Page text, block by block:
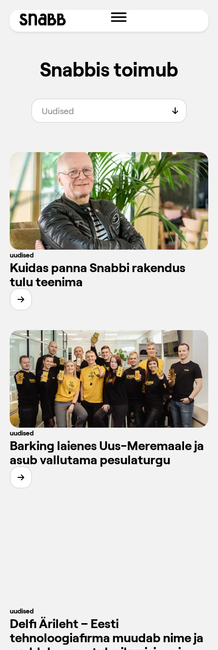
Snabbis toimub
Uudised
uudised
Kuidas panna Snabbi rakendus
tulu teenima
uudised
Barking laienes Uus-Meremaale ja
asub vallutama pesulaturgu
uudised
Delfi Ärileht – Eesti
tehnoloogiafirma muudab nime ja